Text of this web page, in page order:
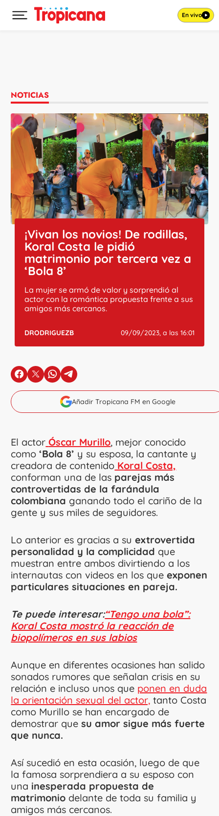
Desplegar menú principal En vivo
NOTICIAS
¡Vivan los novios! De rodillas,
Koral Costa le pidió
matrimonio por tercera vez a
‘Bola 8’
La mujer se armó de valor y sorprendió al
actor con la romántica propuesta frente a sus
amigos más cercanos.
DRODRIGUEZB 09/09/2023, a las 16:01
en Facebook
en Xen Whatsapp
en Telegram
Añadir Tropicana FM en Google
El actor Óscar Murillo, mejor conocido
como‘Bola 8’ y su esposa, la cantante y
creadora de contenido Koral Costa,
conforman una de las parejas más
controvertidas de la farándula
colombiana ganando todo el cariño de la
gente y sus miles de seguidores.
Lo anterior es gracias a su extrovertida
personalidad y la complicidad que
muestran entre ambos divirtiendo a los
internautas con videos en los queexponen
particulares situaciones en pareja.
Te puede interesar:“Tengo una bola”:
Koral Costa mostró la reacción de
biopolímeros en sus labios
Aunque en diferentes ocasiones han salido
sonados rumores que señalan crisis en su
relación e incluso unos que ponen en duda
la orientación sexual del actor, tanto Costa
como Murillo se han encargado de
demostrar quesu amor sigue más fuerte
que nunca.
Así sucedió en esta ocasión, luego de que
la famosa sorprendiera a su esposo con
una inesperada propuesta de
matrimonio delante de toda su familia y
amigos más cercanos.